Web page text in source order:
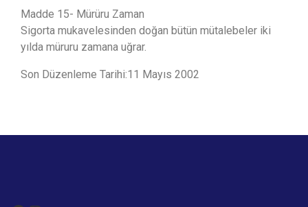
Madde 15- Mürüru Zaman
Sigorta mukavelesinden doğan bütün mütalebeler iki
yılda müruru zamana uğrar.
Son Düzenleme Tarihi:11 Mayıs 2002